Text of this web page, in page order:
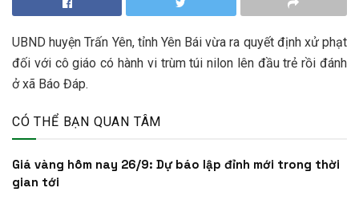
UBND huyện Trấn Yên, tỉnh Yên Bái vừa ra quyết định xử phạt
đối với cô giáo có hành vi trùm túi nilon lên đầu trẻ rồi đánh
ở xã Báo Đáp.
CÓ THỂ BẠN QUAN TÂM
Giá vàng hôm nay 26/9: Dự báo lập đỉnh mới trong thời
gian tới